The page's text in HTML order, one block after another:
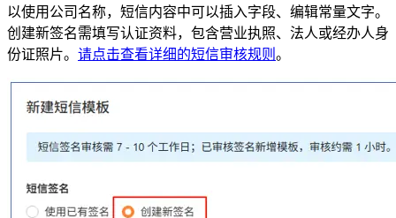
以使用公司名称，短信内容中可以插入字段、编辑常量文字。
创建新签名需填写认证资料，包含营业执照、法人或经办人身
份证照片。 请点击查看详细的短信审核规则。